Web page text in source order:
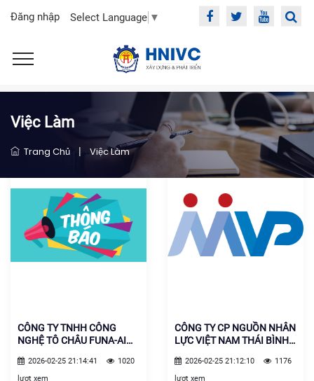
Đăng nhập Select Language ▼
Việc Làm
Trang Chủ | Việc Làm
CÔNG TY TNHH CÔNG
NGHỆ TÔ CHÂU FUNA-AI
2026-02-25 21:14:41
1020
lượt xem
CÔNG TY CP NGUỒN NHÂN
LỰC VIỆT NAM THÁI BÌNH
2026-02-25 21:12:10
1176
lượt xem